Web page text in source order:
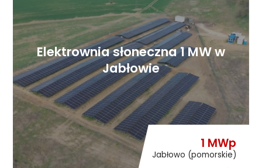
Elektrownia słoneczna 1 MW w
Jabłowie
1 MWp
Jabłowo (pomorskie)